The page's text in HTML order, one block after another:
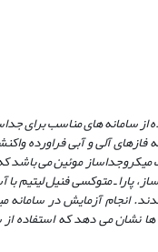
از سامانه­ های مناسب
آلی و آبی فراورده
موئین می باشد
پارا ـ متوکسی فنیل لیتیم
و بازده 58% به­ دست­ آمد. نتیجه­ ها